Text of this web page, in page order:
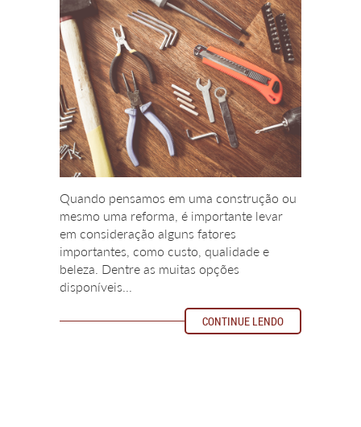
Quando pensamos em uma construção ou
mesmo uma reforma, é importante levar
em consideração alguns fatores
importantes, como custo, qualidade e
beleza. Dentre as muitas opções
disponíveis...
CONTINUE LENDO